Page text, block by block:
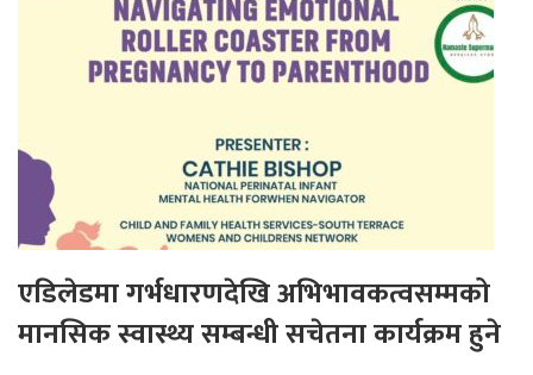
एडिलेडमा गर्भधारणदेखि अभिभावकत्वसम्मको
मानसिक स्वास्थ्य सम्बन्धी सचेतना कार्यक्रम हुने